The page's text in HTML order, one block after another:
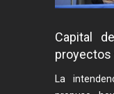
Capital
proyectos
La